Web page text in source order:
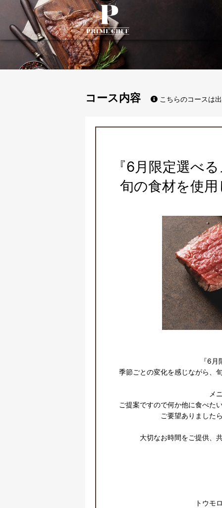
コース内容 こちらのコースは
『6月限定選べ
旬の食材を使
『6
季節ごとの変化を感じながら、
メ
ご提案ですので何か他に食べた
ご要望ありました
大切なお時間をご提供、
トウモ